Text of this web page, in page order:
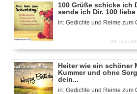
100 Grüße schicke ich
sende ich Dir. 100
in: Gedichte und Reime zum
29. Juni
Heiter wie ein schöner
Kummer und ohne
dein...
in: Gedichte und Reime zum